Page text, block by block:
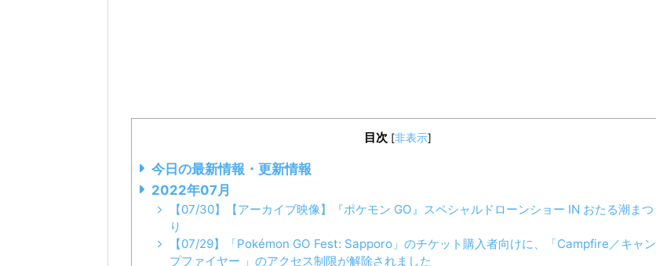
目次 [非表示]
今日の最新情報・更新情報
2022年07月
【07/30】【アーカイブ映像】『ポケモン GO』スペシャルドローンショー IN おたる潮まつ
り
【07/29】「Pokémon GO Fest: Sapporo」のチケット購入者向けに、「Campfire／キャン
プファイヤー 」のアクセス制限が解除されました